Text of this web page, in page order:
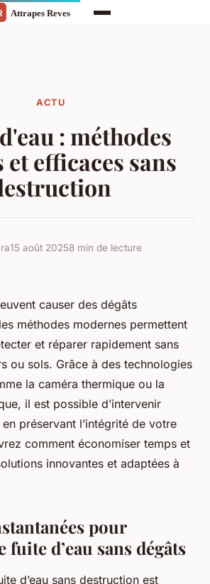
ACTU
: méthodes
efficaces sans
15 août 20258 min de lecture
causer des dégâts
méthodes modernes permettent
et réparer rapidement sans
ou sols. Grâce à des technologies
la caméra thermique ou la
il est possible d’intervenir
préservant l’intégrité de votre
comment économiser temps et
innovantes et adaptées à
pour
d’eau sans dégâts
d’eau sans destruction est